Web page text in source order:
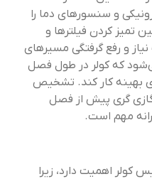
و سنسورهای دما را
تمیز کردن فیلترها و
و رفع گرفتگی مسیرهای
که کولر در طول فصل
بهینه کار کند. تشخیص
گری پیش از فصل
مهم است.
کولر اهمیت دارد، زیرا